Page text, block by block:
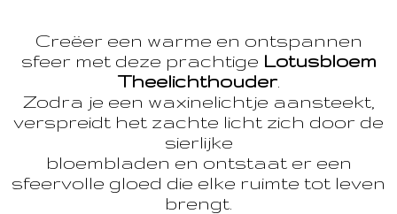
Creëer een warme en ontspannen
sfeer met deze prachtige Lotusbloem
Theelichthouder.
Zodra je een waxinelichtje aansteekt,
verspreidt het zachte licht zich door de
sierlijke
bloembladen en ontstaat er een
sfeervolle gloed die elke ruimte tot leven
brengt.